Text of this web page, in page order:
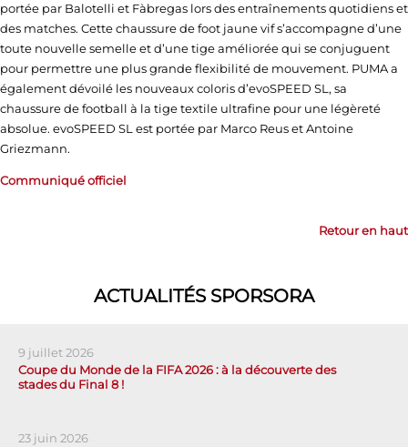
portée par Balotelli et Fàbregas lors des entraînements quotidiens et
des matches. Cette chaussure de foot jaune vif s’accompagne d’une
toute nouvelle semelle et d’une tige améliorée qui se conjuguent
pour permettre une plus grande flexibilité de mouvement. PUMA a
également dévoilé les nouveaux coloris d’evoSPEED SL, sa
chaussure de football à la tige textile ultrafine pour une légèreté
absolue. evoSPEED SL est portée par Marco Reus et Antoine
Griezmann.
Communiqué officiel
Retour en haut
ACTUALITÉS SPORSORA
9 juillet 2026
Coupe du Monde de la FIFA 2026 : à la découverte des
stades du Final 8 !
23 juin 2026